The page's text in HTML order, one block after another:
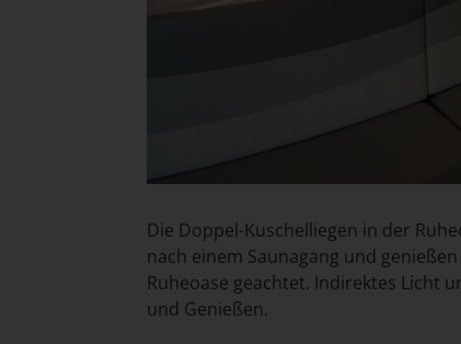
Die Doppel-Kuschelliegen in der
nach einem Saunagang und
Ruheoase geachtet. Indirektes Licht
und Genießen.